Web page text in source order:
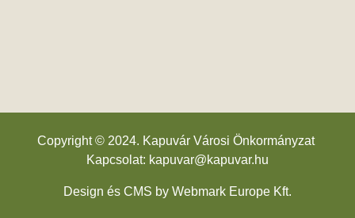
Copyright © 2024. Kapuvár Városi Önkormányzat
Kapcsolat: kapuvar@kapuvar.hu
Design és CMS by Webmark Europe Kft.